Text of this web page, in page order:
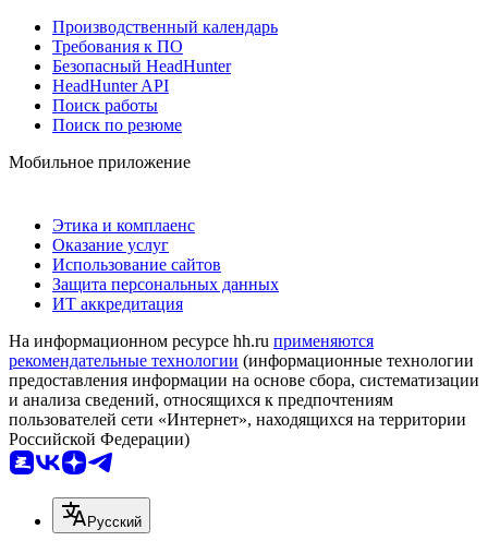
Производственный календарь
Требования к ПО
Безопасный HeadHunter
HeadHunter API
Поиск работы
Поиск по резюме
Мобильное приложение
Этика и комплаенс
Оказание услуг
Использование сайтов
Защита персональных данных
ИТ аккредитация
На информационном ресурсе hh.ru применяются
рекомендательные технологии (информационные технологии
предоставления информации на основе сбора, систематизации
и анализа сведений, относящихся к предпочтениям
пользователей сети «Интернет», находящихся на территории
Российской Федерации)
Русский